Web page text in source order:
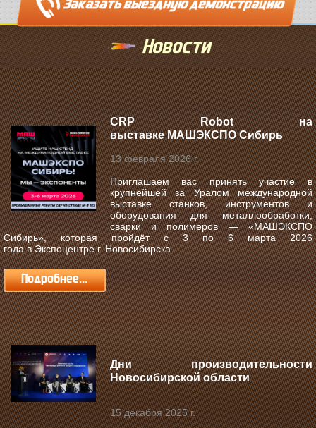
Новости
CRP Robot на
выставке МАШЭКСПО Сибирь
13 февраля 2026 г.
Приглашаем вас принять участие в
крупнейшей за Уралом международной
выставке станков, инструментов и
оборудования для металлообработки,
сварки и полимеров —«МАШЭКСПО
Сибирь», которая пройдёт с3 по 6 марта 2026
годавЭкспоцентре г. Новосибирска.
Подробнее...
Дни производительности
Новосибирской области
15 декабря 2025 г.